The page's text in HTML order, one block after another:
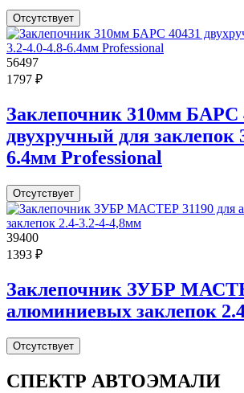
Отсутствует
56497
1797 ₽
Заклепочник 310мм БАРС
двухручный для заклепок
6.4мм Professional
Отсутствует
39400
1393 ₽
Заклепочник ЗУБР
алюминиевых заклепок
Отсутствует
СПЕКТР АВТОЭМАЛИ